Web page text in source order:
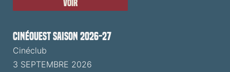
Voir
CinéOuest Saison 2026-27
Cinéclub
3 SEPTEMBRE 2026